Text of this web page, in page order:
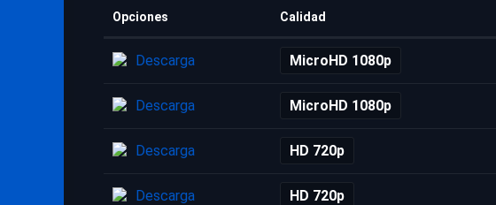
Opciones Calidad
Descarga MicroHD 1080p
Descarga MicroHD 1080p
Descarga HD 720p
Descarga HD 720p